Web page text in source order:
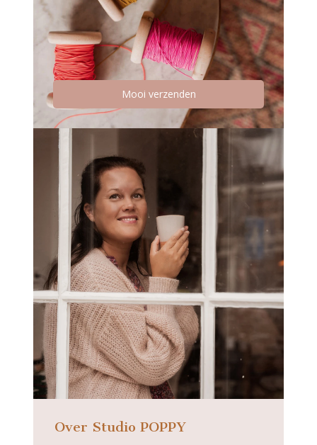
Mooi verzenden
Over Studio POPPY